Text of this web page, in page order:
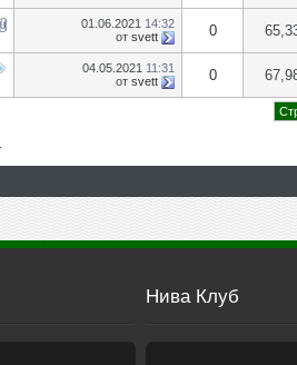
01.06.2021 14:32
от svett 0
04.05.2021 11:31
от svett 0
Нива Клуб